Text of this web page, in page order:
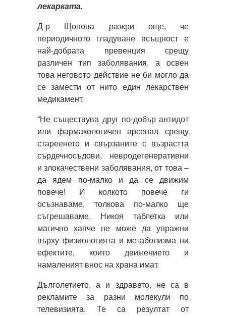
лекарката.
Д-р Щонова разкри още, че
периодичното гладуване всъщност е
най-добрата превенция срещу
различен тип заболявания, а освен
това неговото действие не би могло да
се замести от нито един лекарствен
медикамент.
“Не съществува друг по-добър антидот
или фармакологичен арсенал срещу
стареенето и свързаните с възрастта
сърдечносъдови, невродегенеративни
и злокачествени заболявания, от това –
да ядем по-малко и да се движим
повече! И колкото повече ги
осъзнаваме, толкова по-малко ще
съгрешаваме. Никоя таблетка или
магично хапче не може да упражни
върху физиологията и метаболизма ни
ефектите, които движението и
намаленият внос на храна имат.
Дълголетието, а и здравето, не са в
рекламите за разни молекули по
телевизията. Те са резултат от